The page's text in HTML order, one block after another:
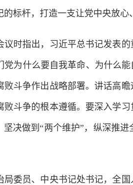
的标杆，打造一支让党中央放心
指出，习近平总书记发表的
党为什么要自我革命、为什么
败斗争作出战略部署。讲话高
败斗争的根本遵循。要深入学
坚决做到“两个维护”，纵深推
员、中央书记处书记，全国